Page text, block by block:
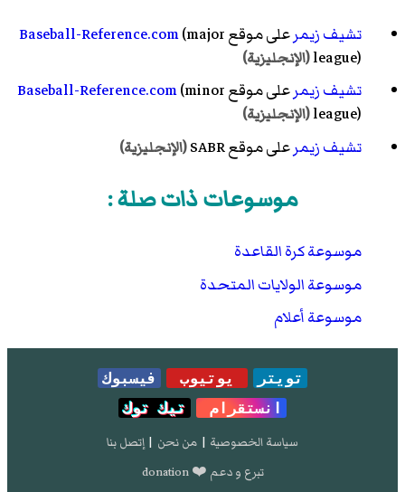
تشيف زيمرعلى موقع Baseball-Reference.com(major
league)(الإنجليزية)
تشيف زيمرعلى موقع Baseball-Reference.com(minor
league)(الإنجليزية)
تشيف زيمرعلى موقعSABR(الإنجليزية)
موسوعات ذات صلة :
موسوعة كرة القاعدة
موسوعة الولايات المتحدة
موسوعة أعلام
تويتر يوتيوب
فيسبوك
انستقرام
تيك توك
سياسة الخصوصية | من نحن | إتصل بنا
تبرع و دعم ❤️ donation